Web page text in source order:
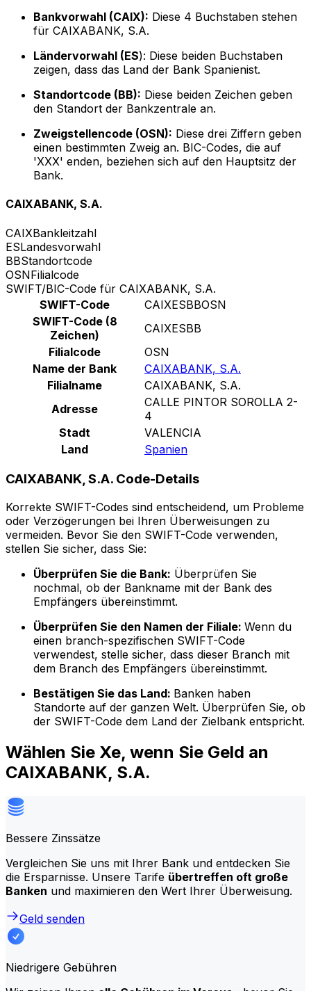
Bankvorwahl (CAIX): Diese 4 Buchstaben stehen
für CAIXABANK, S.A.
Ländervorwahl (ES): Diese beiden Buchstaben
zeigen, dass das Land der Bank Spanienist.
Standortcode (BB): Diese beiden Zeichen geben
den Standort der Bankzentrale an.
Zweigstellencode (OSN): Diese drei Ziffern geben
einen bestimmten Zweig an. BIC-Codes, die auf
'XXX' enden, beziehen sich auf den Hauptsitz der
Bank.
CAIXABANK, S.A.
CAIXBankleitzahl
ESLandesvorwahl
BBStandortcode
OSNFilialcode
SWIFT/BIC-Code für CAIXABANK, S.A.
SWIFT-Code
CAIXESBBOSN
SWIFT-Code (8
Zeichen)
CAIXESBB
Filialcode
OSN
Name der Bank
CAIXABANK, S.A.
Filialname
CAIXABANK, S.A.
Adresse
CALLE PINTOR SOROLLA 2-
4
Stadt
VALENCIA
Land
Spanien
CAIXABANK, S.A. Code-Details
Korrekte SWIFT-Codes sind entscheidend, um Probleme
oder Verzögerungen bei Ihren Überweisungen zu
vermeiden. Bevor Sie den SWIFT-Code verwenden,
stellen Sie sicher, dass Sie:
Überprüfen Sie die Bank: Überprüfen Sie
nochmal, ob der Bankname mit der Bank des
Empfängers übereinstimmt.
Überprüfen Sie den Namen der Filiale: Wenn du
einen branch-spezifischen SWIFT-Code
verwendest, stelle sicher, dass dieser Branch mit
dem Branch des Empfängers übereinstimmt.
Bestätigen Sie das Land: Banken haben
Standorte auf der ganzen Welt. Überprüfen Sie, ob
der SWIFT-Code dem Land der Zielbank entspricht.
Wählen Sie Xe, wenn Sie Geld an
CAIXABANK, S.A.
Bessere Zinssätze
Vergleichen Sie uns mit Ihrer Bank und entdecken Sie
die Ersparnisse. Unsere Tarife übertreffen oft große
Banken und maximieren den Wert Ihrer Überweisung.
Geld senden
Niedrigere Gebühren